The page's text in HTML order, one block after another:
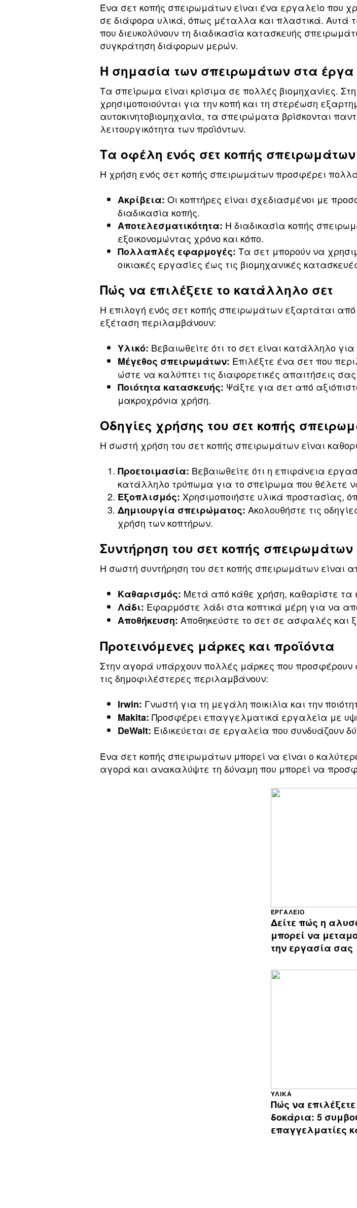
Ένα σετ κοπής σπειρωμάτων είναι ένα εργαλείο που
σε διάφορα υλικά, όπως μέταλλα και πλαστικά. Αυτά
που διευκολύνουν τη διαδικασία κατασκευής
συγκράτηση διάφορων μερών.
Η σημασία των σπειρωμάτων στα
Τα σπείρωμα είναι κρίσιμα σε πολλές βιομηχανίες.
χρησιμοποιούνται για την κοπή και τη στερέωση
αυτοκινητοβιομηχανία, τα σπειρώματα βρίσκονται
λειτουργικότητα των προϊόντων.
Τα οφέλη ενός σετ κοπής σπειρωμάτων
Η χρήση ενός σετ κοπής σπειρωμάτων προσφέρει
Ακρίβεια: Οι κοπτήρες είναι σχεδιασμένοι με
διαδικασία κοπής.
Αποτελεσματικότητα: Η διαδικασία κοπής
εξοικονομώντας χρόνο και κόπο.
Πολλαπλές εφαρμογές: Τα σετ μπορούν να
οικιακές εργασίες έως τις βιομηχανικές
Πώς να επιλέξετε το κατάλληλο σετ
Η επιλογή ενός σετ κοπής σπειρωμάτων εξαρτάται
εξέταση περιλαμβάνουν:
Υλικό: Βεβαιωθείτε ότι το σετ είναι κατάλληλο
Μέγεθος σπειρωμάτων: Επιλέξτε ένα σετ που
ώστε να καλύπτει τις διαφορετικές απαιτήσεις
Ποιότητα κατασκευής: Ψάξτε για σετ από
μακροχρόνια χρήση.
Οδηγίες χρήσης του σετ κοπής
Η σωστή χρήση του σετ κοπής σπειρωμάτων είναι
Προετοιμασία: Βεβαιωθείτε ότι η επιφάνεια
κατάλληλο τρύπωμα για το σπείρωμα που θέλετε
Εξοπλισμός: Χρησιμοποιήστε υλικά προστασίας,
Δημιουργία σπειρώματος: Ακολουθήστε τις
χρήση των κοπτήρων.
Συντήρηση του σετ κοπής σπειρωμάτων
Η σωστή συντήρηση του σετ κοπής σπειρωμάτων είναι
Καθαρισμός: Μετά από κάθε χρήση, καθαρίστε τα
Λάδι: Εφαρμόστε λάδι στα κοπτικά μέρη για να
Αποθήκευση: Αποθηκεύστε το σετ σε ασφαλές και
Προτεινόμενες μάρκες και προϊόντα
Στην αγορά υπάρχουν πολλές μάρκες που
τις δημοφιλέστερες περιλαμβάνουν:
Irwin: Γνωστή για τη μεγάλη ποικιλία και την
Makita: Προσφέρει επαγγελματικά εργαλεία με
DeWalt: Ειδικεύεται σε εργαλεία που συνδυάζουν
Ένα σετ κοπής σπειρωμάτων μπορεί να είναι ο
αγορά και ανακαλύψτε τη δύναμη που μπορεί να
Δείτε πώς η
μπορεί να
την εργασία σας
ΕΡΓΑΛΕΊΟ
Πώς να
δοκάρια: 5
επαγγελματίες
ΥΛΙΚΆ